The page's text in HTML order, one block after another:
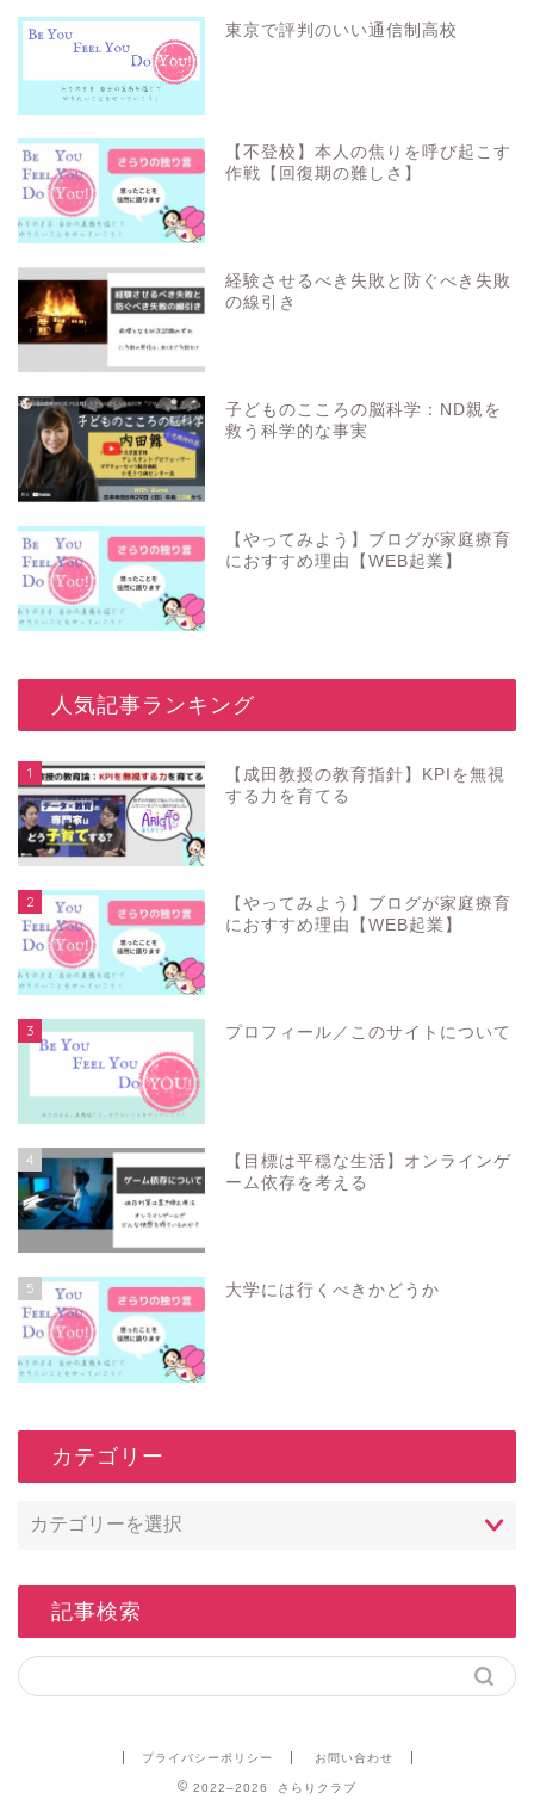
東京で評判のいい通信制高校
【不登校】本人の焦りを呼び起こす
作戦【回復期の難しさ】
経験させるべき失敗と防ぐべき失敗
の線引き
子どものこころの脳科学：ND親を
救う科学的な事実
【やってみよう】ブログが家庭療育
におすすめ理由【WEB起業】
_人気記事ランキング
1
【成田教授の教育指針】KPIを無視
する力を育てる
2
【やってみよう】ブログが家庭療育
におすすめ理由【WEB起業】
3 プロフィール／このサイトについて
4
【目標は平穏な生活】オンラインゲ
ーム依存を考える
5 大学には行くべきかどうか
_カテゴリー
_記事検索
プライバシーポリシー お問い合わせ
2022–2026 さらりクラブ